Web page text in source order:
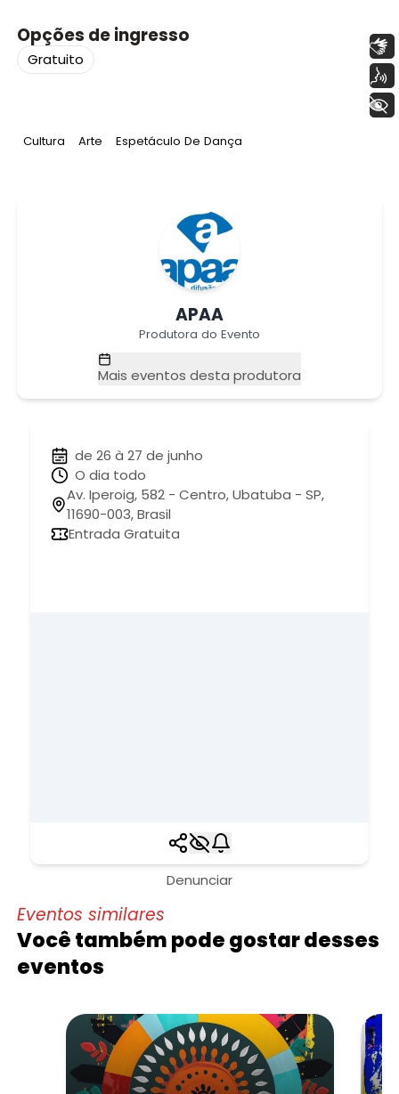
Opções de ingresso
Gratuito
Tag:
Cultura Tag:
Arte Tag:
Espetáculo De Dança
APAA
Produtora do Evento
Mais eventos desta produtora
de 26 à 27 de junho
O dia todo
Av. Iperoig, 582 - Centro, Ubatuba - SP,
11690-003, Brasil
Entrada Gratuita
Denunciar
Eventos similares
Você também pode gostar desses
eventos